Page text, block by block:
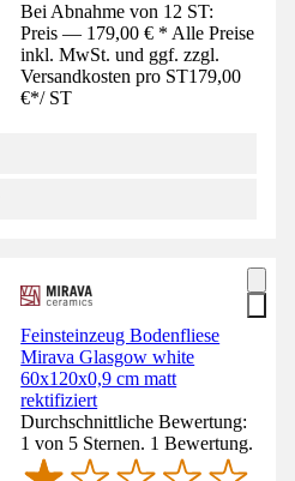
Bei Abnahme von 12 ST:
Preis — 179,00 € * Alle Preise
inkl. MwSt. und ggf. zzgl.
Versandkosten pro ST179,00
€*/ ST
Feinsteinzeug Bodenfliese
Mirava Glasgow white
60x120x0,9 cm matt
rektifiziert
Durchschnittliche Bewertung:
1 von 5 Sternen. 1 Bewertung.